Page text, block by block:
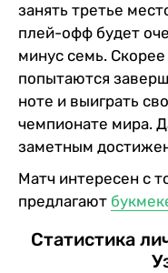
занять третье
плей-офф будет
минус семь.
попытаются
ноте и выиграть
чемпионате мира.
заметным
Матч интересен с
предлагают
Статистика